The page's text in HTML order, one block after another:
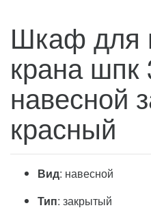
Шкаф для
крана шпк
навесной
красный
Вид: навесной
Тип: закрытый